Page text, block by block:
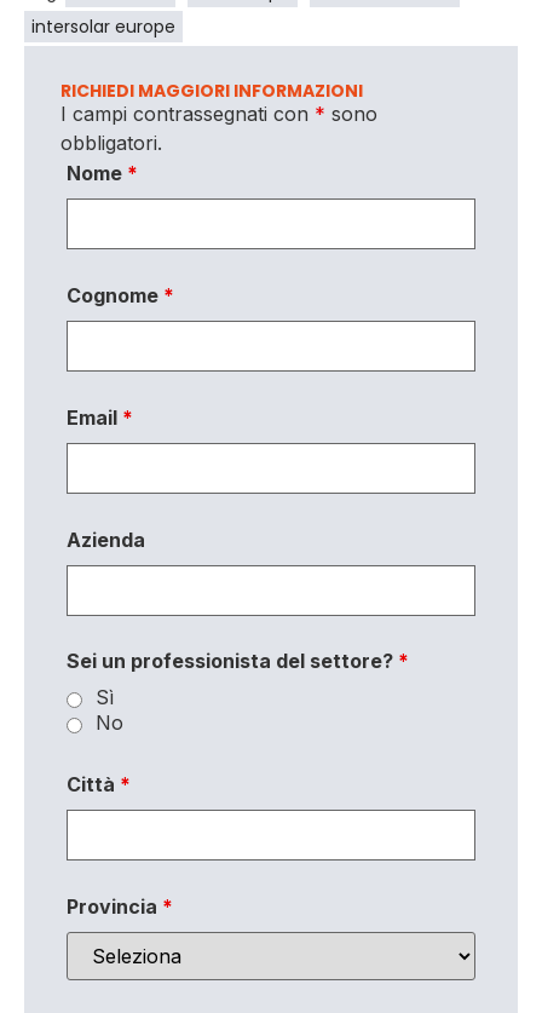
intersolar europe
RICHIEDI MAGGIORI INFORMAZIONI
I campi contrassegnati con * sono
obbligatori.
Nome *
Cognome *
Email *
Azienda
Sei un professionista del settore? *
Sì
No
Città *
Provincia *